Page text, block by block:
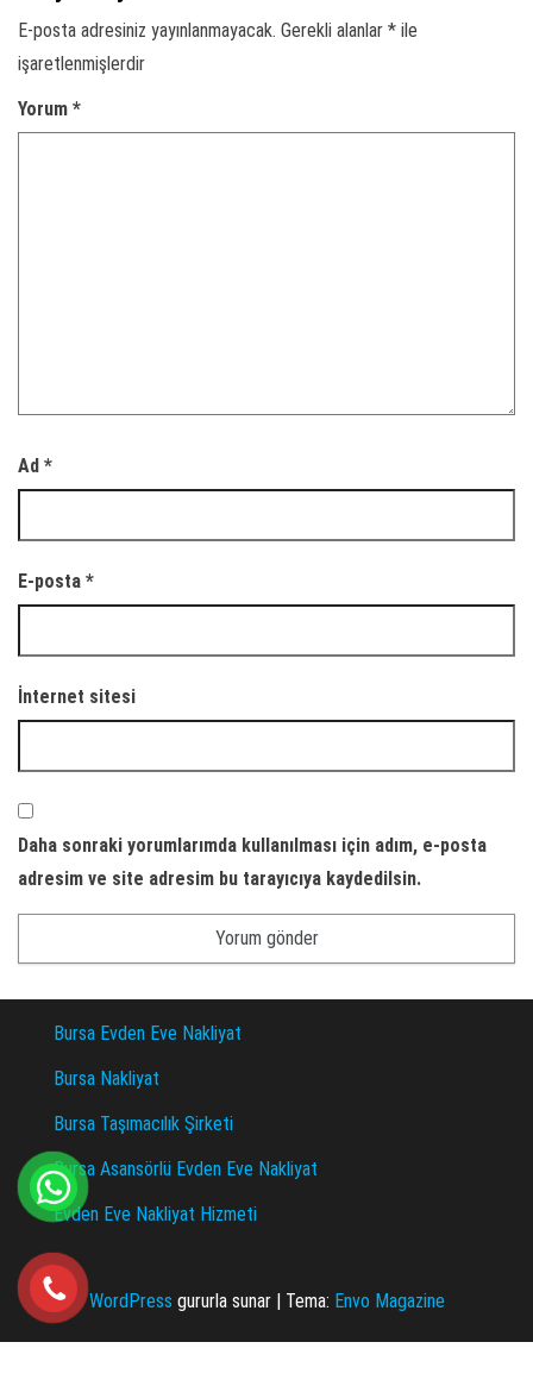
E-posta adresiniz yayınlanmayacak. Gerekli alanlar * ile
işaretlenmişlerdir
Yorum *
Ad *
E-posta *
İnternet sitesi
Daha sonraki yorumlarımda kullanılması için adım, e-posta
adresim ve site adresim bu tarayıcıya kaydedilsin.
Bursa Evden Eve Nakliyat
Bursa Nakliyat
Bursa Taşımacılık Şirketi
Bursa Asansörlü Evden Eve Nakliyat
Evden Eve Nakliyat Hizmeti
WordPress gururla sunar | Tema: Envo Magazine